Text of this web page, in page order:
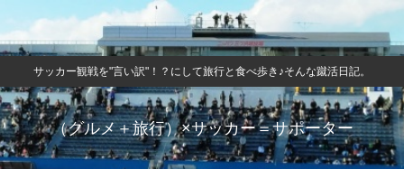
サッカー観戦を"言い訳"！？にして旅行と食べ歩き♪そんな蹴活日記。
（グルメ＋旅行）×サッカー＝サポーター